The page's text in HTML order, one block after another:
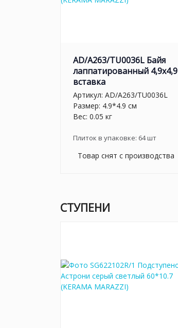
AD/A263/TU0036L Байя
лаппатированный 4,9x4,9
вставка
Артикул: AD/A263/TU0036L
Размер: 4.9*4.9 см
Вес: 0.05 кг
Плиток в упаковке: 64шт
Товар снят с производства
СТУПЕНИ